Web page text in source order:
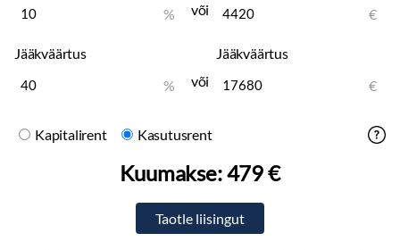
%
või
€
Jääkväärtus
%
või
Jääkväärtus
€
Kapitalirent Kasutusrent
Kuumakse:479 €